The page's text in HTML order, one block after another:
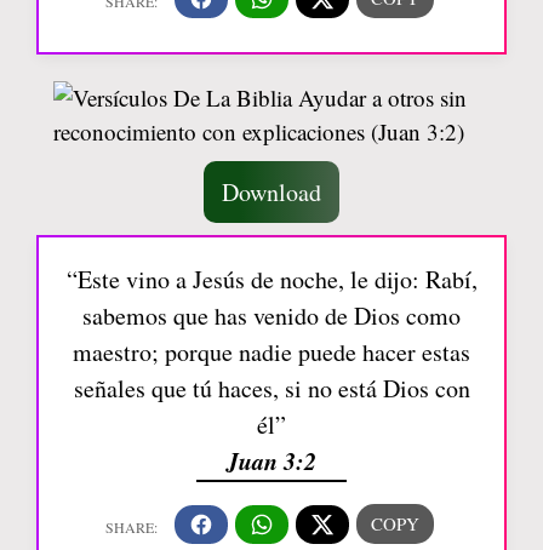
Download
“Este vino a Jesús de noche, le dijo: Rabí,
sabemos que has venido de Dios como
maestro; porque nadie puede hacer estas
señales que tú haces, si no está Dios con
él”
Juan 3:2